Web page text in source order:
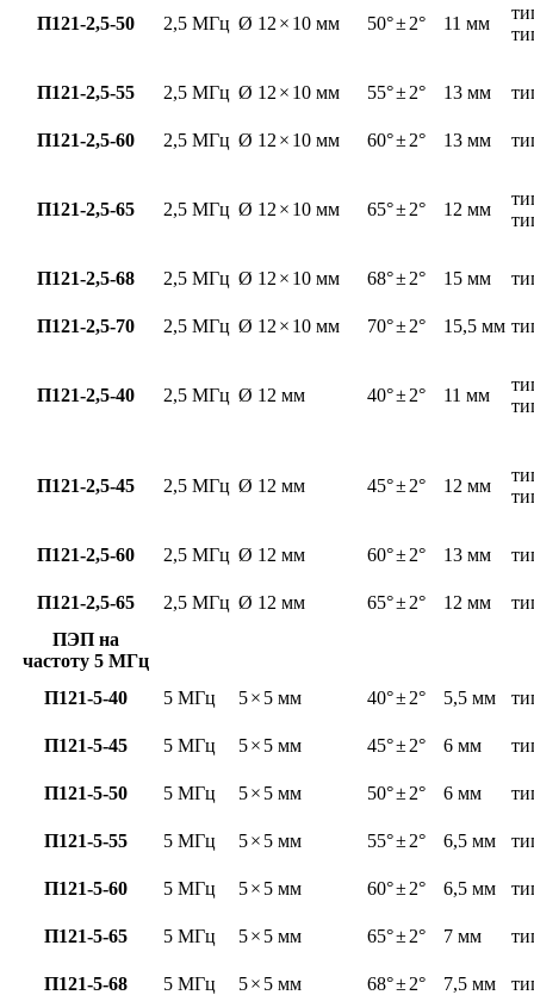
П121-2,5-50 2,5 МГц Ø 12 × 10 мм 50°± 2° 11 мм
П121-2,5-55 2,5 МГц Ø 12 × 10 мм 55°± 2° 13 мм
П121-2,5-60 2,5 МГц Ø 12 × 10 мм 60°± 2° 13 мм
П121-2,5-65 2,5 МГц Ø 12 × 10 мм 65°± 2° 12 мм
П121-2,5-68 2,5 МГц Ø 12 × 10 мм 68°± 2° 15 мм
П121-2,5-70 2,5 МГц Ø 12 × 10 мм 70°± 2° 15,5 мм
П121-2,5-40 2,5 МГц Ø 12 мм 40°± 2° 11 мм
П121-2,5-45 2,5 МГц Ø 12 мм 45°± 2° 12 мм
П121-2,5-60 2,5 МГц Ø 12 мм 60°± 2° 13 мм
П121-2,5-65 2,5 МГц Ø 12 мм 65°± 2° 12 мм
ПЭП на
частоту 5 МГц
П121-5-40
5 МГц 5× 5 мм 40°± 2° 5,5 мм
П121-5-45 5 МГц 5× 5 мм 45°± 2° 6 мм
П121-5-50 5 МГц 5× 5 мм 50°± 2° 6 мм
П121-5-55 5 МГц 5× 5 мм 55°± 2° 6,5 мм
П121-5-60 5 МГц 5× 5 мм 60°± 2° 6,5 мм
П121-5-65 5 МГц 5× 5 мм 65°± 2° 7 мм
П121-5-68 5 МГц 5× 5 мм 68°± 2° 7,5 мм